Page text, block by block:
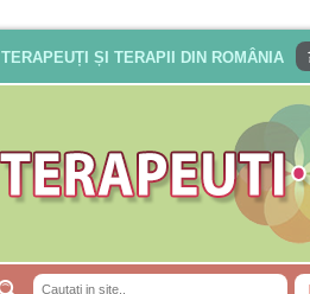
TERAPEUȚI ȘI TERAPII DIN ROMÂNIA